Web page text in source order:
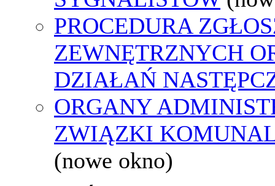
PROCEDURA
ZEWNĘTRZNYCH
DZIAŁAŃ
ORGANY
ZWIĄZKI
(nowe okno)